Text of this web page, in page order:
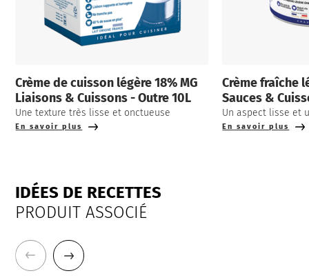
Crème de cuisson légère 18% MG
Liaisons & Cuissons - Outre 10L
Une texture très lisse et onctueuse
En savoir plus
Crème fraîche
Sauces &
Un aspect lisse et
En savoir plus
IDÉES DE RECETTES
PRODUIT ASSOCIÉ